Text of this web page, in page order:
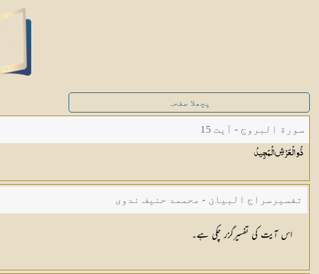
پچھلا صفحہ
سورة البروج - آیت 15
ذُو الْعَرْشِالْمَجِيدُ
تفسیرسراج البیان - محممد حنیف ندوی
اس آیت کی تفسیرگزر چکی ہے۔